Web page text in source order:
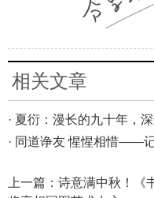
相关文章
· 夏衍：漫长的九十年，
· 同道诤友 惺惺相惜——
上一篇： 诗意满中秋！《